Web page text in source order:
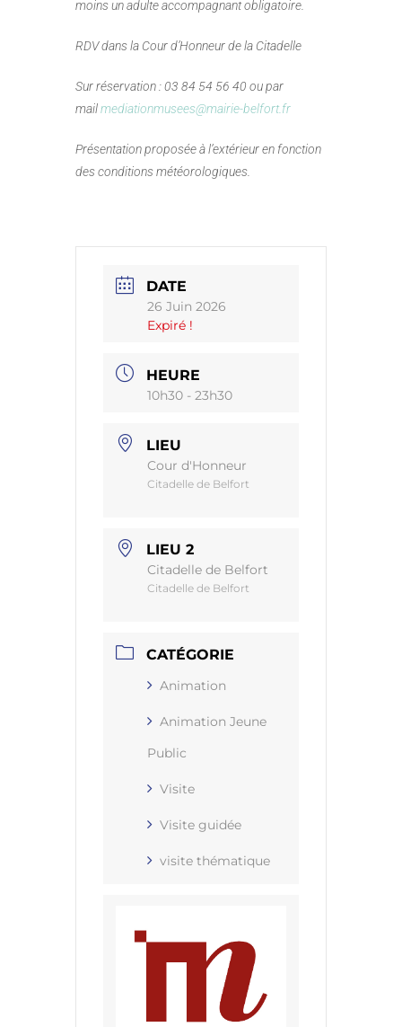
moins un adulte accompagnant obligatoire.
RDV dans la Cour d’Honneur de la Citadelle
Sur réservation : 03 84 54 56 40 ou par
mailmediationmusees@mairie-belfort.fr
Présentation proposée à l’extérieur en fonction
des conditions météorologiques.
DATE
26 Juin 2026
Expiré !
HEURE
10h30 - 23h30
LIEU
Cour d'Honneur
Citadelle de Belfort
LIEU 2
Citadelle de Belfort
Citadelle de Belfort
CATÉGORIE
Animation
Animation Jeune
Public
Visite
Visite guidée
visite thématique